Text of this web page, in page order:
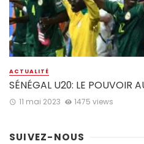
ACTUALITÉ
SÉNÉGAL U20: LE POUVOIR
11 mai 2023 1475 views
SUIVEZ-NOUS